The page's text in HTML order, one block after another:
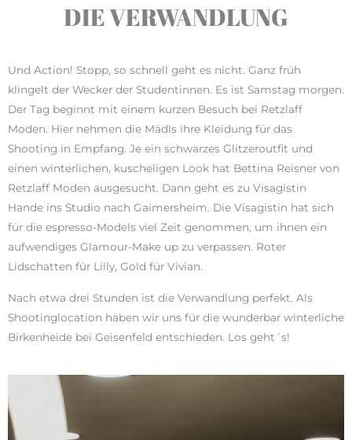
DIE VERWANDLUNG
Und Action! Stopp, so schnell geht es nicht. Ganz früh
klingelt der Wecker der Studentinnen. Es ist Samstag morgen.
Der Tag beginnt mit einem kurzen Besuch bei Retzlaff
Moden. Hier nehmen die Mädls ihre Kleidung für das
Shooting in Empfang. Je ein schwarzes Glitzeroutfit und
einen winterlichen, kuscheligen Look hat Bettina Reisner von
Retzlaff Moden ausgesucht. Dann geht es zu Visagistin
Hande ins Studio nach Gaimersheim. Die Visagistin hat sich
für die espresso-Models viel Zeit genommen, um ihnen ein
aufwendiges Glamour-Make up zu verpassen. Roter
Lidschatten für Lilly, Gold für Vivian.
Nach etwa drei Stunden ist die Verwandlung perfekt. Als
Shootinglocation haben wir uns für die wunderbar winterliche
Birkenheide bei Geisenfeld entschieden. Los geht´s!